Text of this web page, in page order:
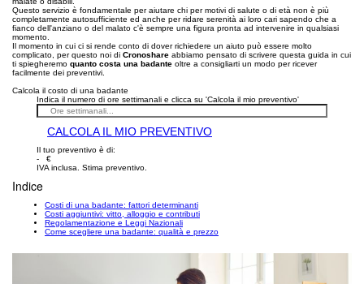
Questo servizio è fondamentale per aiutare chi per motivi di salute o di età non è più
completamente autosufficiente ed anche per ridare serenità ai loro cari sapendo che a
fianco dell'anziano o del malato c'è sempre una figura pronta ad intervenire in qualsiasi
momento.
Il momento in cui ci si rende conto di dover richiedere un aiuto può essere molto
complicato, per questo noi di Cronoshare abbiamo pensato di scrivere questa guida in cui
ti spiegheremo quanto costa una badante oltre a consigliarti un modo per ricever
facilmente dei preventivi.
Calcola il costo di una badante
Indica il numero di ore settimanali e clicca su 'Calcola il mio preventivo'
CALCOLA IL MIO PREVENTIVO
Il tuo preventivo è di:
- €
IVA inclusa. Stima preventivo.
Indice
Costi di una badante: fattori determinanti
Costi aggiuntivi: vitto, alloggio e contributi
Regolamentazione e Leggi Nazionali
Come scegliere una badante: qualità e prezzo